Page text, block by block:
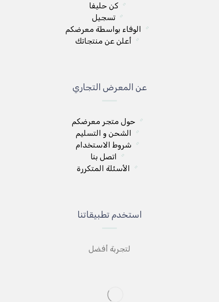
كن حليفا
تسجيل
الوفاء بواسطة معرضكم
أعلن عن منتجاتك
عن المعرض التجاري
حول متجر معرضكم
الشحن و التسليم
شروط الاستخدام
اتصل بنا
الأسئلة المتكررة
استخدم تطبيقاتنا
لتجربة أفضل